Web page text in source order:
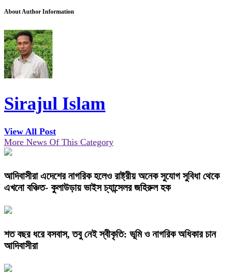
About Author Information
Sirajul Islam
View All Post
More News Of This Category
আদিবাসীরা এদেশের নাগরিক হলেও রাষ্ট্রীয় অনেক সুযোগ সুবিধা থেকে
এখনো বঞ্চিত- কুলাউড়ায় ভাইস চ্যান্সেলর জহিরুল হক
শত বছর ধরে বসবাস, তবু নেই স্বীকৃতি: ভূমি ও নাগরিক অধিকার চান
আদিবাসীরা